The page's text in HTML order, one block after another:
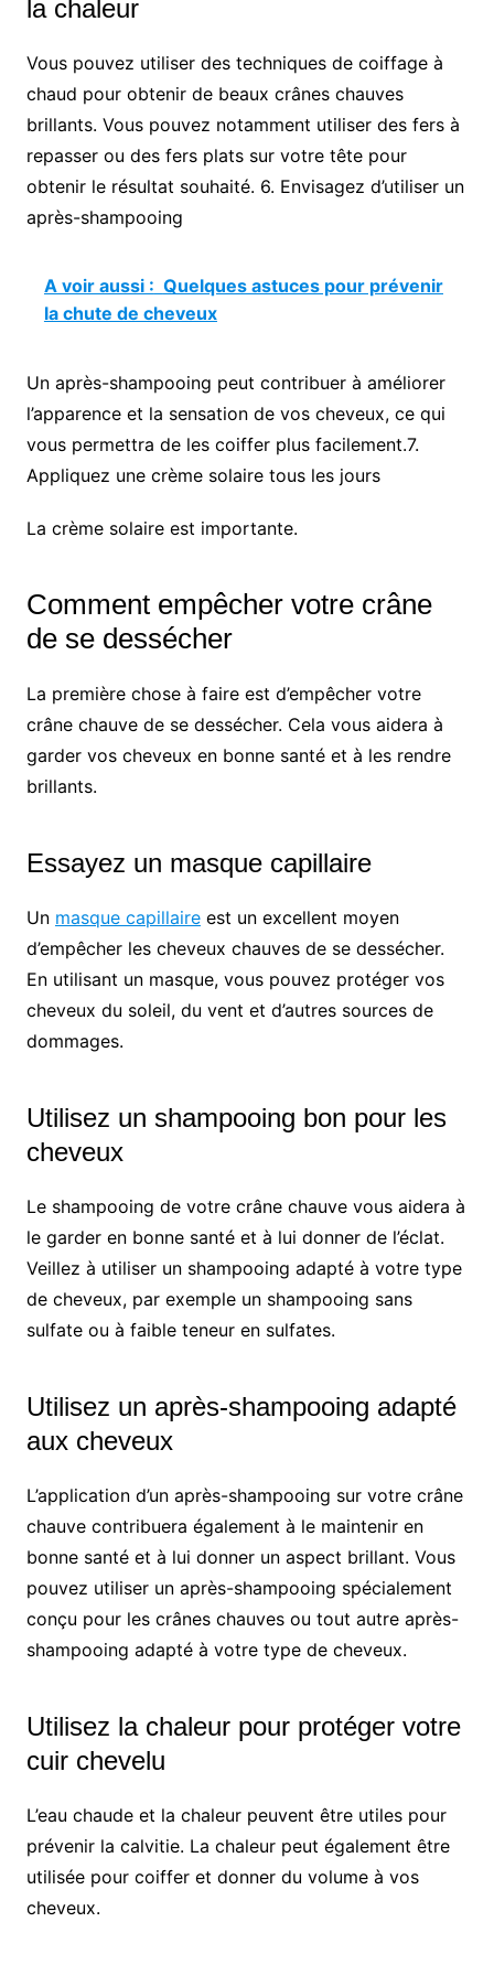
la chaleur
Vous pouvez utiliser des techniques de coiffage à
chaud pour obtenir de beaux crânes chauves
brillants. Vous pouvez notamment utiliser des fers à
repasser ou des fers plats sur votre tête pour
obtenir le résultat souhaité. 6. Envisagez d’utiliser un
après-shampooing
A voir aussi : Quelques astuces pour prévenir
la chute de cheveux
Un après-shampooing peut contribuer à améliorer
l’apparence et la sensation de vos cheveux, ce qui
vous permettra de les coiffer plus facilement.7.
Appliquez une crème solaire tous les jours
La crème solaire est importante.
Comment empêcher votre crâne
de se dessécher
La première chose à faire est d’empêcher votre
crâne chauve de se dessécher. Cela vous aidera à
garder vos cheveux en bonne santé et à les rendre
brillants.
Essayez un masque capillaire
Un masque capillaireest un excellent moyen
d’empêcher les cheveux chauves de se dessécher.
En utilisant un masque, vous pouvez protéger vos
cheveux du soleil, du vent et d’autres sources de
dommages.
Utilisez un shampooing bon pour les
cheveux
Le shampooing de votre crâne chauve vous aidera à
le garder en bonne santé et à lui donner de l’éclat.
Veillez à utiliser un shampooing adapté à votre type
de cheveux, par exemple un shampooing sans
sulfate ou à faible teneur en sulfates.
Utilisez un après-shampooing adapté
aux cheveux
L’application d’un après-shampooing sur votre crâne
chauve contribuera également à le maintenir en
bonne santé et à lui donner un aspect brillant. Vous
pouvez utiliser un après-shampooing spécialement
conçu pour les crânes chauves ou tout autre après-
shampooing adapté à votre type de cheveux.
Utilisez la chaleur pour protéger votre
cuir chevelu
L’eau chaude et la chaleur peuvent être utiles pour
prévenir la calvitie. La chaleur peut également être
utilisée pour coiffer et donner du volume à vos
cheveux.